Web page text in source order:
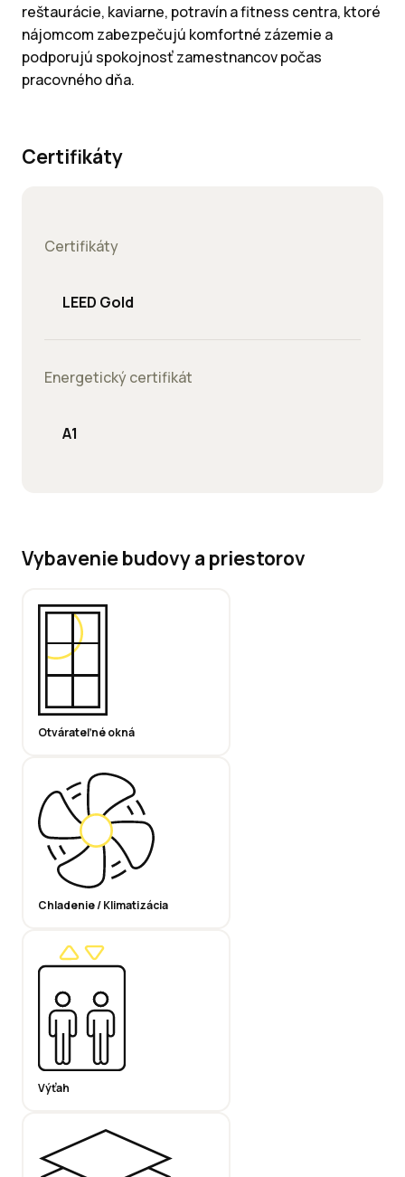
reštaurácie, kaviarne, potravín a fitness centra, ktoré
nájomcom zabezpečujú komfortné zázemie a
podporujú spokojnosť zamestnancov počas
pracovného dňa.
Certifikáty
Certifikáty
LEED Gold
Energetický certifikát
A1
Vybavenie budovy a priestorov
Otvárateľné okná
Chladenie / Klimatizácia
Výťah